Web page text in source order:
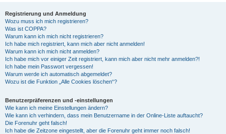
Registrierung und Anmeldung
Wozu muss ich mich registrieren?
Was ist COPPA?
Warum kann ich mich nicht registrieren?
Ich habe mich registriert, kann mich aber nicht anmelden!
Warum kann ich mich nicht anmelden?
Ich habe mich vor einiger Zeit registriert, kann mich aber nicht mehr anmelden?!
Ich habe mein Passwort vergessen!
Warum werde ich automatisch abgemeldet?
Wozu ist die Funktion „Alle Cookies löschen“?
Benutzerpräferenzen und -einstellungen
Wie kann ich meine Einstellungen ändern?
Wie kann ich verhindern, dass mein Benutzername in der Online-Liste auftaucht?
Die Forenuhr geht falsch!
Ich habe die Zeitzone eingestellt, aber die Forenuhr geht immer noch falsch!